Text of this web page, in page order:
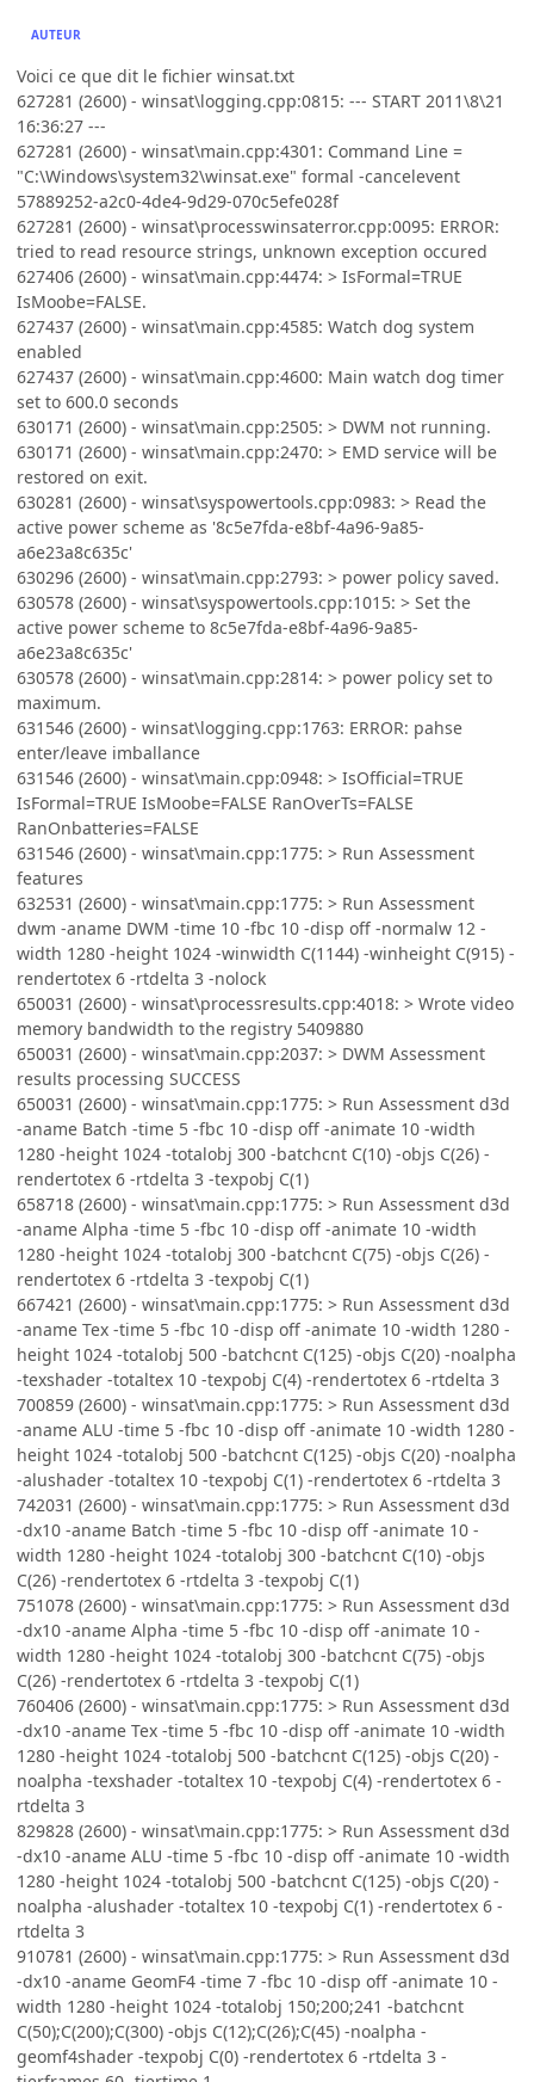
AUTEUR
Voici ce que dit le fichier winsat.txt
627281 (2600) - winsat\logging.cpp:0815: --- START 2011\8\21
16:36:27 ---
627281 (2600) - winsat\main.cpp:4301: Command Line =
"C:\Windows\system32\winsat.exe" formal -cancelevent
57889252-a2c0-4de4-9d29-070c5efe028f
627281 (2600) - winsat\processwinsaterror.cpp:0095: ERROR:
tried to read resource strings, unknown exception occured
627406 (2600) - winsat\main.cpp:4474: > IsFormal=TRUE
IsMoobe=FALSE.
627437 (2600) - winsat\main.cpp:4585: Watch dog system
enabled
627437 (2600) - winsat\main.cpp:4600: Main watch dog timer
set to 600.0 seconds
630171 (2600) - winsat\main.cpp:2505: > DWM not running.
630171 (2600) - winsat\main.cpp:2470: > EMD service will be
restored on exit.
630281 (2600) - winsat\syspowertools.cpp:0983: > Read the
active power scheme as '8c5e7fda-e8bf-4a96-9a85-
a6e23a8c635c'
630296 (2600) - winsat\main.cpp:2793: > power policy saved.
630578 (2600) - winsat\syspowertools.cpp:1015: > Set the
active power scheme to 8c5e7fda-e8bf-4a96-9a85-
a6e23a8c635c'
630578 (2600) - winsat\main.cpp:2814: > power policy set to
maximum.
631546 (2600) - winsat\logging.cpp:1763: ERROR: pahse
enter/leave imballance
631546 (2600) - winsat\main.cpp:0948: > IsOfficial=TRUE
IsFormal=TRUE IsMoobe=FALSE RanOverTs=FALSE
RanOnbatteries=FALSE
631546 (2600) - winsat\main.cpp:1775: > Run Assessment
features
632531 (2600) - winsat\main.cpp:1775: > Run Assessment
dwm -aname DWM -time 10 -fbc 10 -disp off -normalw 12 -
width 1280 -height 1024 -winwidth C(1144) -winheight C(915) -
rendertotex 6 -rtdelta 3 -nolock
650031 (2600) - winsat\processresults.cpp:4018: > Wrote video
memory bandwidth to the registry 5409880
650031 (2600) - winsat\main.cpp:2037: > DWM Assessment
results processing SUCCESS
650031 (2600) - winsat\main.cpp:1775: > Run Assessment d3d
-aname Batch -time 5 -fbc 10 -disp off -animate 10 -width
1280 -height 1024 -totalobj 300 -batchcnt C(10) -objs C(26) -
rendertotex 6 -rtdelta 3 -texpobj C(1)
658718 (2600) - winsat\main.cpp:1775: > Run Assessment d3d
-aname Alpha -time 5 -fbc 10 -disp off -animate 10 -width
1280 -height 1024 -totalobj 300 -batchcnt C(75) -objs C(26) -
rendertotex 6 -rtdelta 3 -texpobj C(1)
667421 (2600) - winsat\main.cpp:1775: > Run Assessment d3d
-aname Tex -time 5 -fbc 10 -disp off -animate 10 -width 1280 -
height 1024 -totalobj 500 -batchcnt C(125) -objs C(20) -noalpha
-texshader -totaltex 10 -texpobj C(4) -rendertotex 6 -rtdelta 3
700859 (2600) - winsat\main.cpp:1775: > Run Assessment d3d
-aname ALU -time 5 -fbc 10 -disp off -animate 10 -width 1280 -
height 1024 -totalobj 500 -batchcnt C(125) -objs C(20) -noalpha
-alushader -totaltex 10 -texpobj C(1) -rendertotex 6 -rtdelta 3
742031 (2600) - winsat\main.cpp:1775: > Run Assessment d3d
-dx10 -aname Batch -time 5 -fbc 10 -disp off -animate 10 -
width 1280 -height 1024 -totalobj 300 -batchcnt C(10) -objs
C(26) -rendertotex 6 -rtdelta 3 -texpobj C(1)
751078 (2600) - winsat\main.cpp:1775: > Run Assessment d3d
-dx10 -aname Alpha -time 5 -fbc 10 -disp off -animate 10 -
width 1280 -height 1024 -totalobj 300 -batchcnt C(75) -objs
C(26) -rendertotex 6 -rtdelta 3 -texpobj C(1)
760406 (2600) - winsat\main.cpp:1775: > Run Assessment d3d
-dx10 -aname Tex -time 5 -fbc 10 -disp off -animate 10 -width
1280 -height 1024 -totalobj 500 -batchcnt C(125) -objs C(20) -
noalpha -texshader -totaltex 10 -texpobj C(4) -rendertotex 6 -
rtdelta 3
829828 (2600) - winsat\main.cpp:1775: > Run Assessment d3d
-dx10 -aname ALU -time 5 -fbc 10 -disp off -animate 10 -width
1280 -height 1024 -totalobj 500 -batchcnt C(125) -objs C(20) -
noalpha -alushader -totaltex 10 -texpobj C(1) -rendertotex 6 -
rtdelta 3
910781 (2600) - winsat\main.cpp:1775: > Run Assessment d3d
-dx10 -aname GeomF4 -time 7 -fbc 10 -disp off -animate 10 -
width 1280 -height 1024 -totalobj 150;200;241 -batchcnt
C(50);C(200);C(300) -objs C(12);C(26);C(45) -noalpha -
geomf4shader -texpobj C(0) -rendertotex 6 -rtdelta 3 -